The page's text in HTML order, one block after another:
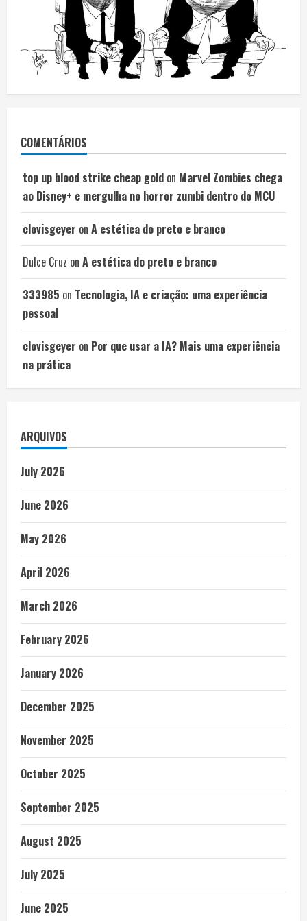
COMENTÁRIOS
top up blood strike cheap gold on Marvel Zombies chega
ao Disney+ e mergulha no horror zumbi dentro do MCU
clovisgeyer on A estética do preto e branco
Dulce Cruz on A estética do preto e branco
333985 on Tecnologia, IA e criação: uma experiência
pessoal
clovisgeyer on Por que usar a IA? Mais uma experiência
na prática
ARQUIVOS
July 2026
June 2026
May 2026
April 2026
March 2026
February 2026
January 2026
December 2025
November 2025
October 2025
September 2025
August 2025
July 2025
June 2025